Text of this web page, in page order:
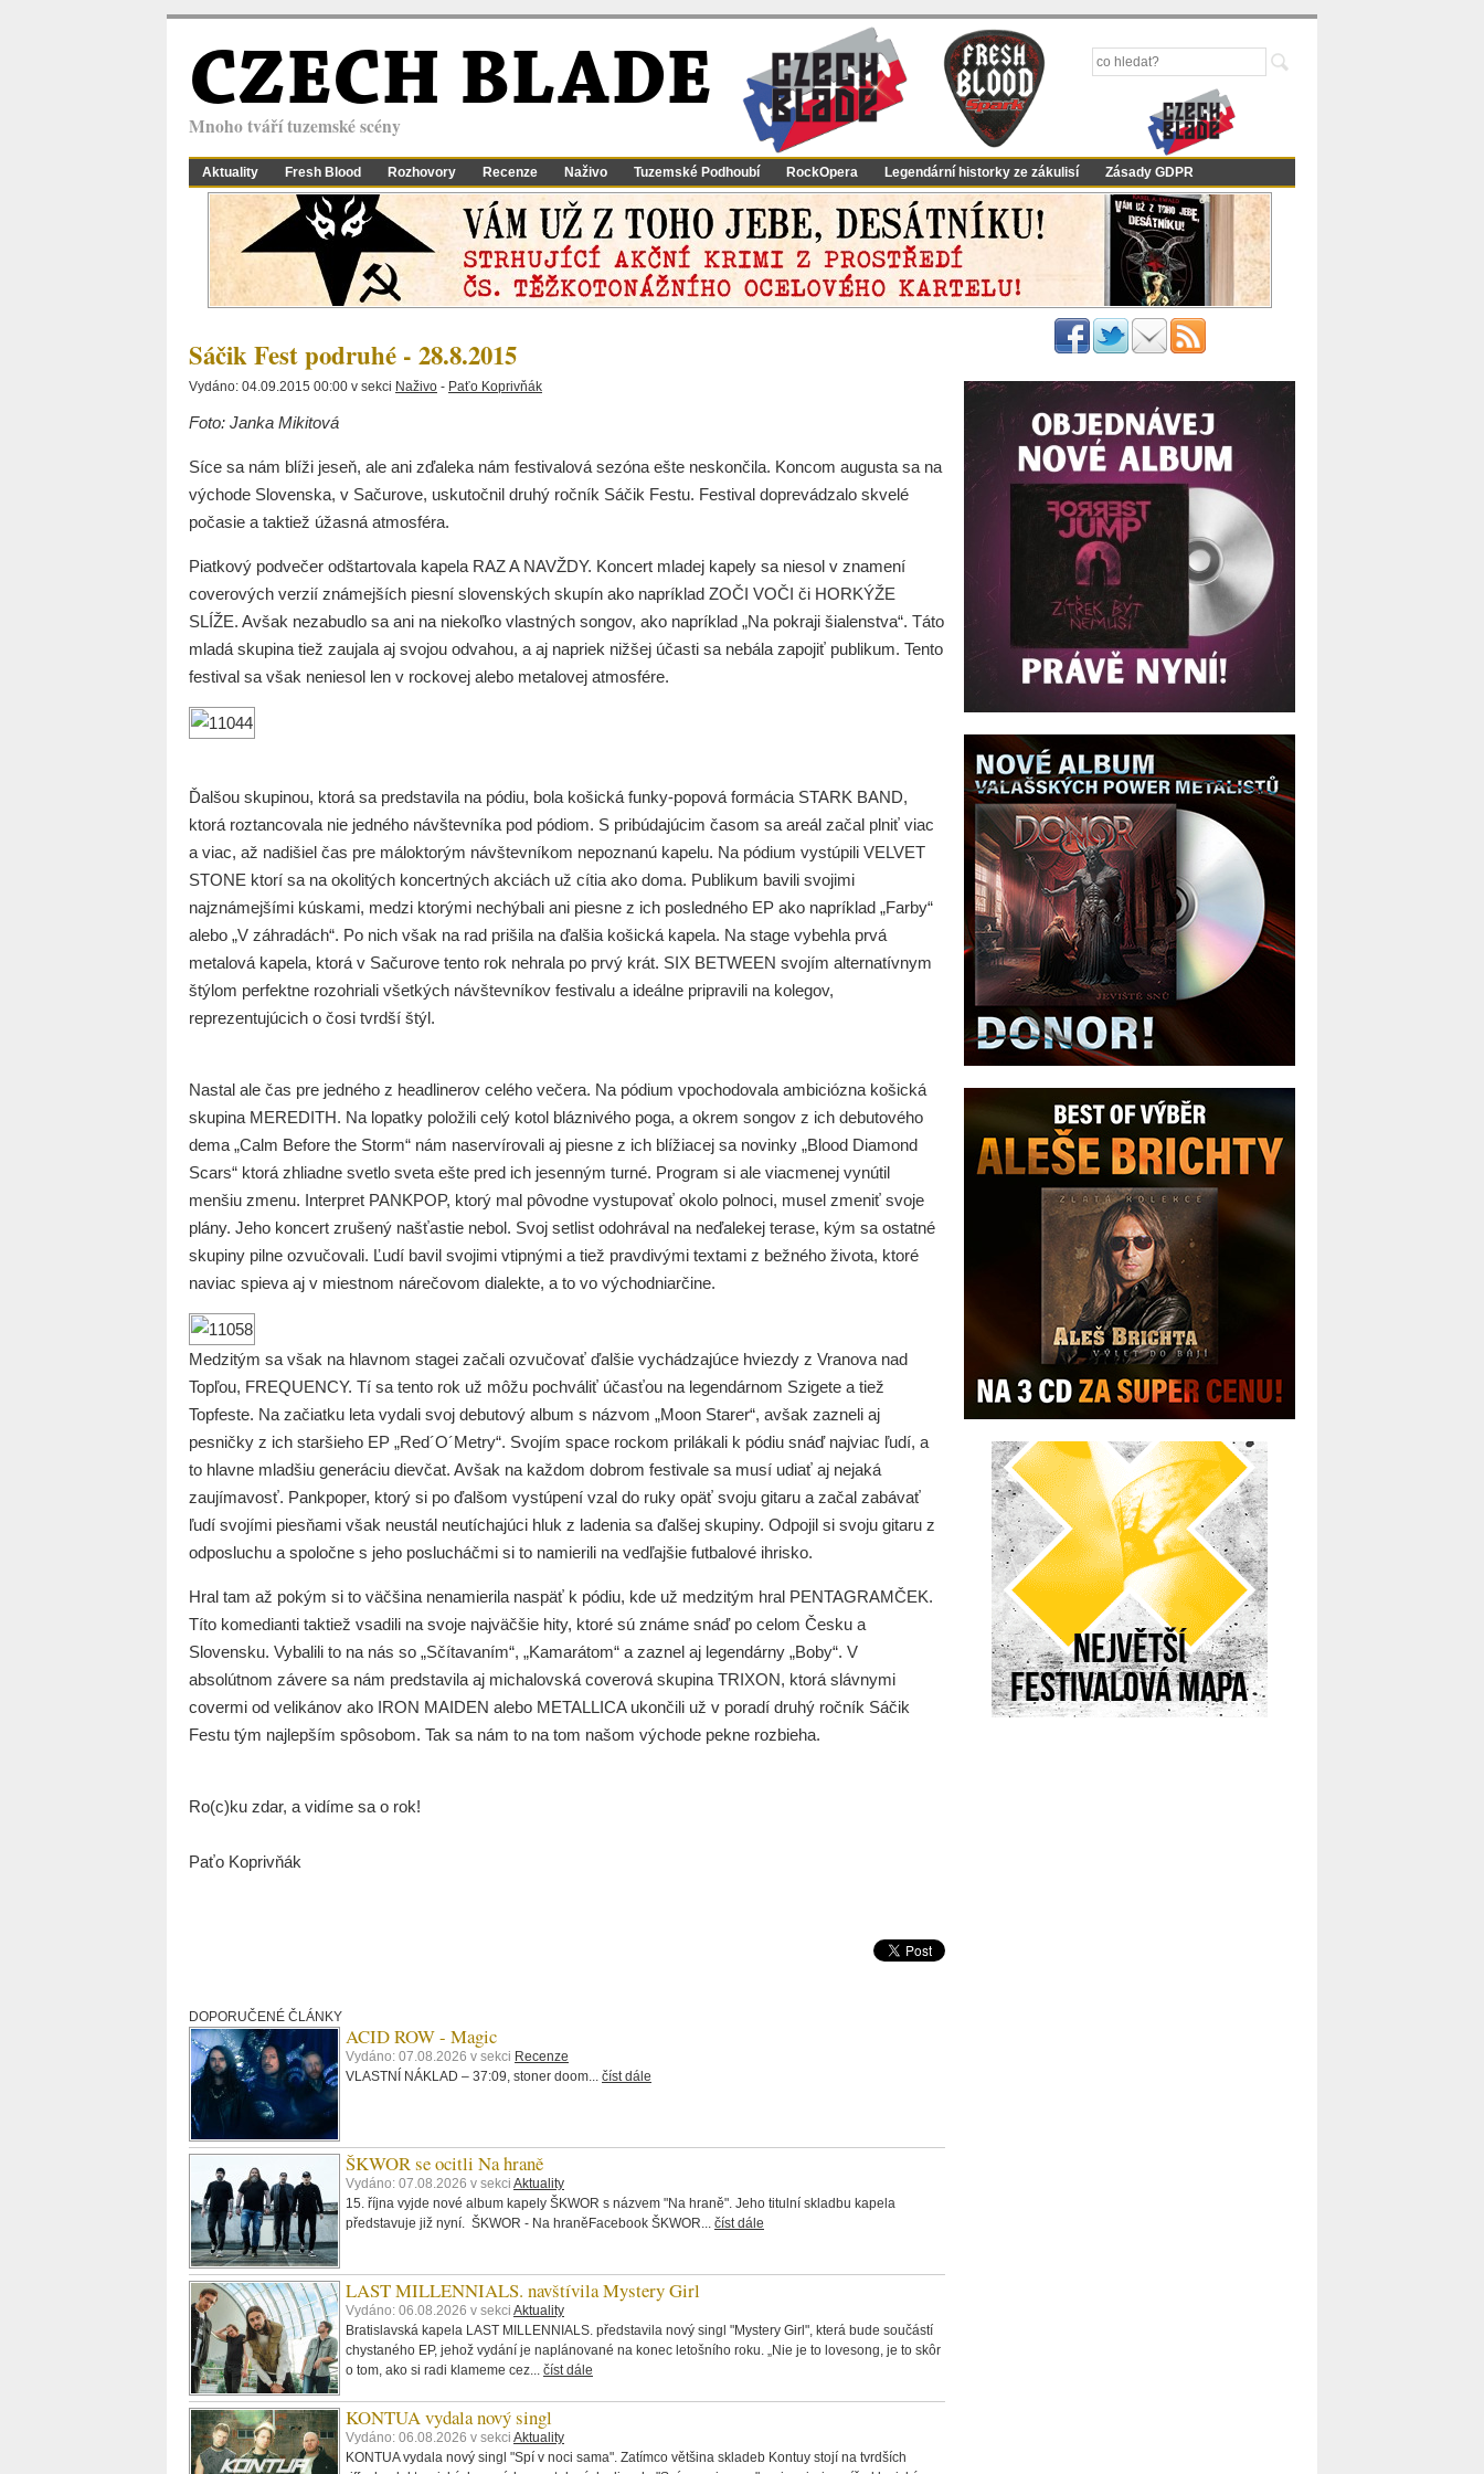
CZECH BLADE
Mnoho tváří tuzemské scény
Aktuality Fresh Blood Rozhovory Recenze Naživo Tuzemské Podhoubí RockOpera Legendární historky ze zákulisí Zásady GDPR
Sáčik Fest podruhé - 28.8.2015
Vydáno: 04.09.2015 00:00 v sekci Naživo - Paťo Koprivňák
Foto: Janka Mikitová
Síce sa nám blíži jeseň, ale ani zďaleka nám festivalová sezóna ešte neskončila. Koncom augusta sa na
východe Slovenska, v Sačurove, uskutočnil druhý ročník Sáčik Festu. Festival doprevádzalo skvelé
počasie a taktiež úžasná atmosféra.
Piatkový podvečer odštartovala kapela RAZ A NAVŽDY. Koncert mladej kapely sa niesol v znamení
coverových verzií známejších piesní slovenských skupín ako napríklad ZOČI VOČI či HORKÝŽE
SLÍŽE. Avšak nezabudlo sa ani na niekoľko vlastných songov, ako napríklad „Na pokraji šialenstva“. Táto
mladá skupina tiež zaujala aj svojou odvahou, a aj napriek nižšej účasti sa nebála zapojiť publikum. Tento
festival sa však neniesol len v rockovej alebo metalovej atmosfére.
Ďalšou skupinou, ktorá sa predstavila na pódiu, bola košická funky-popová formácia STARK BAND,
ktorá roztancovala nie jedného návštevníka pod pódiom. S pribúdajúcim časom sa areál začal plniť viac
a viac, až nadišiel čas pre máloktorým návštevníkom nepoznanú kapelu. Na pódium vystúpili VELVET
STONE ktorí sa na okolitých koncertných akciách už cítia ako doma. Publikum bavili svojimi
najznámejšími kúskami, medzi ktorými nechýbali ani piesne z ich posledného EP ako napríklad „Farby“
alebo „V záhradách“. Po nich však na rad prišila na ďalšia košická kapela. Na stage vybehla prvá
metalová kapela, ktorá v Sačurove tento rok nehrala po prvý krát. SIX BETWEEN svojím alternatívnym
štýlom perfektne rozohriali všetkých návštevníkov festivalu a ideálne pripravili na kolegov,
reprezentujúcich o čosi tvrdší štýl.
Nastal ale čas pre jedného z headlinerov celého večera. Na pódium vpochodovala ambiciózna košická
skupina MEREDITH. Na lopatky položili celý kotol bláznivého poga, a okrem songov z ich debutového
dema „Calm Before the Storm“ nám naservírovali aj piesne z ich blížiacej sa novinky „Blood Diamond
Scars“ ktorá zhliadne svetlo sveta ešte pred ich jesenným turné. Program si ale viacmenej vynútil
menšiu zmenu. Interpret PANKPOP, ktorý mal pôvodne vystupovať okolo polnoci, musel zmeniť svoje
plány. Jeho koncert zrušený našťastie nebol. Svoj setlist odohrával na neďalekej terase, kým sa ostatné
skupiny pilne ozvučovali. Ľudí bavil svojimi vtipnými a tiež pravdivými textami z bežného života, ktoré
naviac spieva aj v miestnom nárečovom dialekte, a to vo východniarčine.
Medzitým sa však na hlavnom stagei začali ozvučovať ďalšie vychádzajúce hviezdy z Vranova nad
Topľou, FREQUENCY. Tí sa tento rok už môžu pochváliť účasťou na legendárnom Szigete a tiež
Topfeste. Na začiatku leta vydali svoj debutový album s názvom „Moon Starer“, avšak zazneli aj
pesničky z ich staršieho EP „Red´O´Metry“. Svojím space rockom prilákali k pódiu snáď najviac ľudí, a
to hlavne mladšiu generáciu dievčat. Avšak na každom dobrom festivale sa musí udiať aj nejaká
zaujímavosť. Pankpoper, ktorý si po ďalšom vystúpení vzal do ruky opäť svoju gitaru a začal zabávať
ľudí svojími piesňami však neustál neutíchajúci hluk z ladenia sa ďalšej skupiny. Odpojil si svoju gitaru z
odposluchu a spoločne s jeho poslucháčmi si to namierili na vedľajšie futbalové ihrisko.
Hral tam až pokým si to väčšina nenamierila naspäť k pódiu, kde už medzitým hral PENTAGRAMČEK.
Títo komedianti taktiež vsadili na svoje najväčšie hity, ktoré sú známe snáď po celom Česku a
Slovensku. Vybalili to na nás so „Sčítavaním“, „Kamarátom“ a zaznel aj legendárny „Boby“. V
absolútnom závere sa nám predstavila aj michalovská coverová skupina TRIXON, ktorá slávnymi
covermi od velikánov ako IRON MAIDEN alebo METALLICA ukončili už v poradí druhý ročník Sáčik
Festu tým najlepším spôsobom. Tak sa nám to na tom našom východe pekne rozbieha.
Ro(c)ku zdar, a vidíme sa o rok!
Paťo Koprivňák
DOPORUČENÉ ČLÁNKY
ACID ROW - Magic
Vydáno: 07.08.2026 v sekci Recenze
VLASTNÍ NÁKLAD – 37:09, stoner doom... číst dále
ŠKWOR se ocitli Na hraně
Vydáno: 07.08.2026 v sekci Aktuality
15. října vyjde nové album kapely ŠKWOR s názvem "Na hraně". Jeho titulní skladbu kapela
představuje již nyní. ŠKWOR - Na hraněFacebook ŠKWOR... číst dále
LAST MILLENNIALS. navštívila Mystery Girl
Vydáno: 06.08.2026 v sekci Aktuality
Bratislavská kapela LAST MILLENNIALS. představila nový singl "Mystery Girl", která bude součástí
chystaného EP, jehož vydání je naplánované na konec letošního roku. „Nie je to lovesong, je to skôr
o tom, ako si radi klameme cez... číst dále
KONTUA vydala nový singl
Vydáno: 06.08.2026 v sekci Aktuality
KONTUA vydala nový singl "Spí v noci sama". Zatímco většina skladeb Kontuy stojí na tvrdších